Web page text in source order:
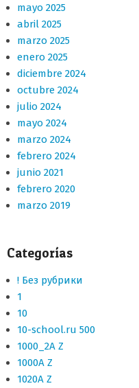
mayo 2025
abril 2025
marzo 2025
enero 2025
diciembre 2024
octubre 2024
julio 2024
mayo 2024
marzo 2024
febrero 2024
junio 2021
febrero 2020
marzo 2019
Categorías
! Без рубрики
1
10
10-school.ru 500
1000_2A Z
1000A Z
1020A Z